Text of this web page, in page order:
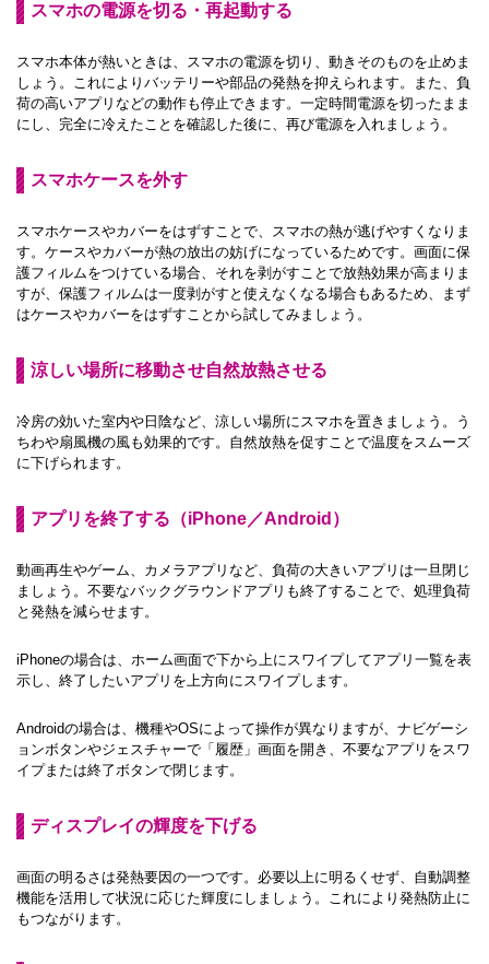
スマホの電源を切る・再起動する
スマホ本体が熱いときは、スマホの電源を切り、動きそのものを止めま
しょう。これによりバッテリーや部品の発熱を抑えられます。また、負
荷の高いアプリなどの動作も停止できます。一定時間電源を切ったまま
にし、完全に冷えたことを確認した後に、再び電源を入れましょう。
スマホケースを外す
スマホケースやカバーをはずすことで、スマホの熱が逃げやすくなりま
す。ケースやカバーが熱の放出の妨げになっているためです。画面に保
護フィルムをつけている場合、それを剥がすことで放熱効果が高まりま
すが、保護フィルムは一度剥がすと使えなくなる場合もあるため、まず
はケースやカバーをはずすことから試してみましょう。
涼しい場所に移動させ自然放熱させる
冷房の効いた室内や日陰など、涼しい場所にスマホを置きましょう。う
ちわや扇風機の風も効果的です。自然放熱を促すことで温度をスムーズ
に下げられます。
アプリを終了する（iPhone／Android）
動画再生やゲーム、カメラアプリなど、負荷の大きいアプリは一旦閉じ
ましょう。不要なバックグラウンドアプリも終了することで、処理負荷
と発熱を減らせます。
iPhoneの場合は、ホーム画面で下から上にスワイプしてアプリ一覧を表
示し、終了したいアプリを上方向にスワイプします。
Androidの場合は、機種やOSによって操作が異なりますが、ナビゲーシ
ョンボタンやジェスチャーで「履歴」画面を開き、不要なアプリをスワ
イプまたは終了ボタンで閉じます。
ディスプレイの輝度を下げる
画面の明るさは発熱要因の一つです。必要以上に明るくせず、自動調整
機能を活用して状況に応じた輝度にしましょう。これにより発熱防止に
もつながります。